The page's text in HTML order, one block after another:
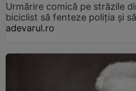
Urmărire comică pe străzile
biciclist să fenteze poliția și
adevarul.ro